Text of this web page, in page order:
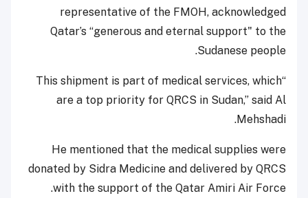
representative of the FMOH, acknowledged
Qatar’s “generous and eternal support" to the
Sudanese people.
“This shipment is part of medical services, which
are a top priority for QRCS in Sudan,” said Al
Mehshadi.
He mentioned that the medical supplies were
donated by Sidra Medicine and delivered by QRCS
with the support of the Qatar Amiri Air Force.